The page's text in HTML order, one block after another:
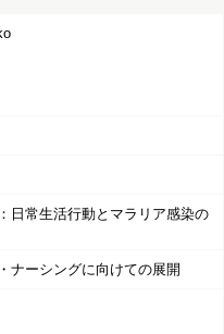
日常生活行動とマラリア感染の
ナーシングに向けての展開